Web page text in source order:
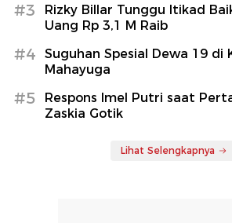
#3
Rizky Billar Tunggu Itikad
Uang Rp 3,1 M Raib
#4
Suguhan Spesial Dewa 19 di
Mahayuga
#5
Respons Imel Putri saat
Zaskia Gotik
Lihat Selengkapnya